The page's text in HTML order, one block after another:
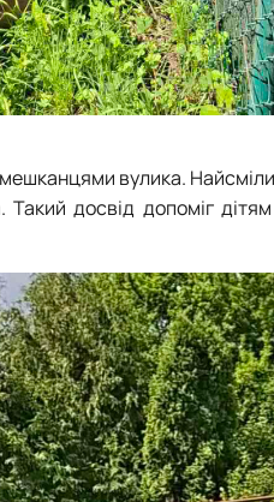
вулика.
досвід допоміг